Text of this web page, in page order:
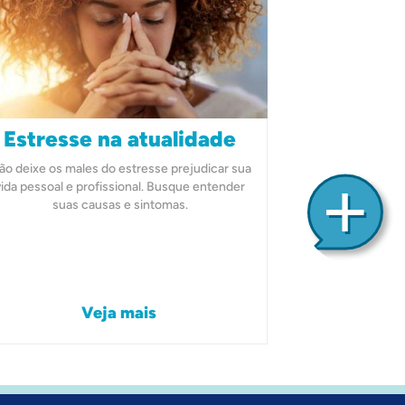
Estresse na atualidade
deixe os males do estresse prejudicar sua
pessoal e profissional. Busque entender
suas causas e sintomas.
Veja mais